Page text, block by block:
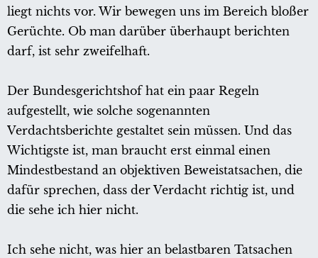
liegt nichts vor. Wir bewegen uns im Bereich bloßer
Gerüchte. Ob man darüber überhaupt berichten
darf, ist sehr zweifelhaft.
Der Bundesgerichtshof hat ein paar Regeln
aufgestellt, wie solche sogenannten
Verdachtsberichte gestaltet sein müssen. Und das
Wichtigste ist, man braucht erst einmal einen
Mindestbestand an objektiven Beweistatsachen, die
dafür sprechen, dass der Verdacht richtig ist, und
die sehe ich hier nicht.
Ich sehe nicht, was hier an belastbaren Tatsachen